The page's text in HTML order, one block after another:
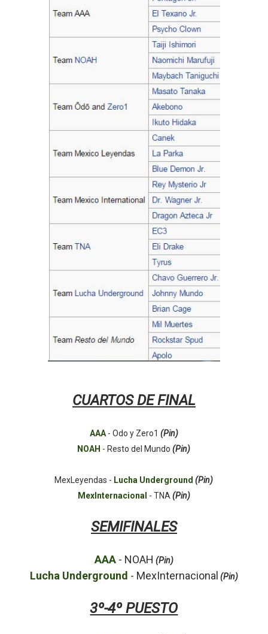
CUARTOS DE FINAL
AAA - Odo y Zero1 (Pin)
NOAH - Resto del Mundo(Pin)
MexLeyendas - Lucha Underground (Pin)
MexInternacional - TNA (Pin)
SEMIFINALES
AAA- NOAH (Pin)
Lucha Underground - MexInternacional (Pin)
3º-4º PUESTO